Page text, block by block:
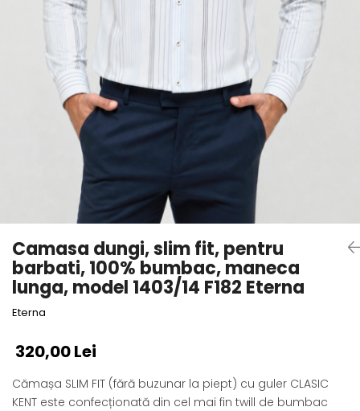
Camasa dungi, slim fit, pentru
barbati, 100% bumbac, maneca
lunga, model 1403/14 F182 Eterna
Eterna
320,00 Lei
Cămașa SLIM FIT (fără buzunar la piept) cu guler CLASIC
KENT este confecționată din cel mai fin twill de bumbac